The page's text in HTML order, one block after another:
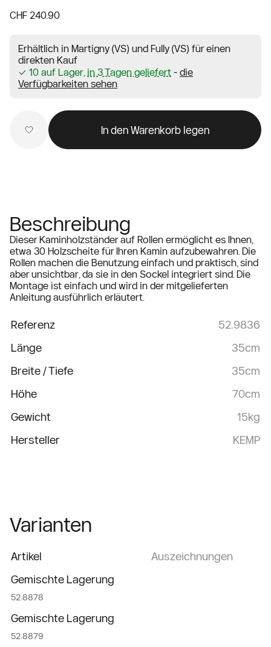
CHF 240.90
Erhältlich in Martigny (VS) und Fully (VS) für einen
direkten Kauf
✓ 10 auf Lager, in 3 Tagen geliefert - die
Verfügbarkeiten sehen
In den Warenkorb legen
Beschreibung
Dieser Kaminholzständer auf Rollen ermöglicht es Ihnen,
etwa 30 Holzscheite für Ihren Kamin aufzubewahren. Die
Rollen machen die Benutzung einfach und praktisch, sind
aber unsichtbar, da sie in den Sockel integriert sind. Die
Montage ist einfach und wird in der mitgelieferten
Anleitung ausführlich erläutert.
Referenz
52.9836
Länge
35cm
Breite / Tiefe
35cm
Höhe
70cm
Gewicht
15kg
Hersteller
KEMP
Varianten
Artikel
Auszeichnungen
Gemischte Lagerung
52.8878
Gemischte Lagerung
52.8879